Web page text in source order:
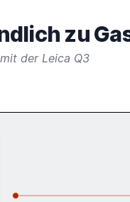
zu
der Leica Q3